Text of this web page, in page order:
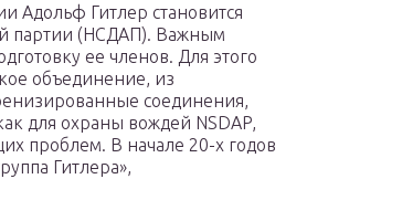
Гитлер становится
партии (НСДАП). Важным
ее членов. Для этого
объединение, из
соединения,
для охраны вождей NSDAP,
проблем. В начале 20-х годов
Гитлера»,